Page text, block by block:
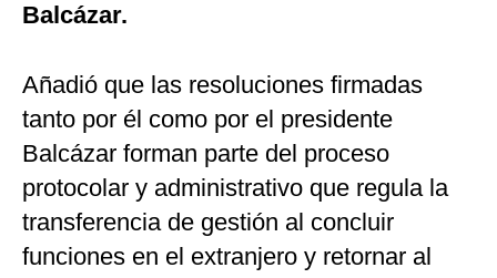
Balcázar.
Añadió que las resoluciones firmadas
tanto por él como por el presidente
Balcázar forman parte del proceso
protocolar y administrativo que regula la
transferencia de gestión al concluir
funciones en el extranjero y retornar al